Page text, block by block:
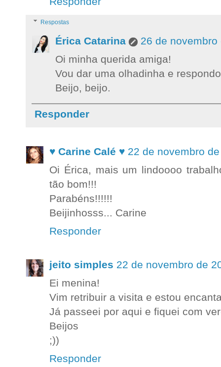
Respostas
Érica Catarina
26 de
Oi minha querida amiga!
Vou dar uma olhadinha e
Beijo, beijo.
Responder
♥ Carine Calé ♥ 22 de novembro
Oi Érica, mais um lindoooo
tão bom!!!
Parabéns!!!!!!
Beijinhosss... Carine
Responder
jeito simples 22 de novembro de
Ei menina!
Vim retribuir a visita e estou
Já passeei por aqui e fiquei com
Beijos
;))
Responder